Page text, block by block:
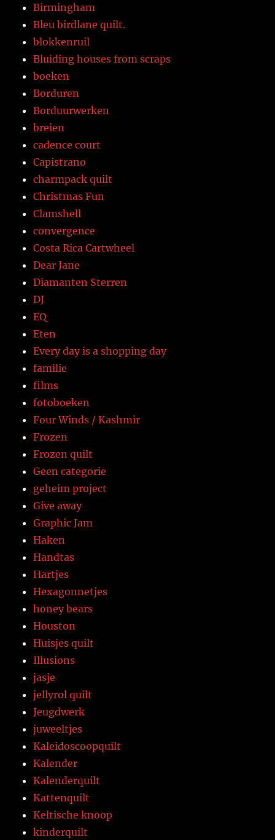
Birmingham
Bleu birdlane quilt.
blokkenruil
Bluiding houses from scraps
boeken
Borduren
Borduurwerken
breien
cadence court
Capistrano
charmpack quilt
Christmas Fun
Clamshell
convergence
Costa Rica Cartwheel
Dear Jane
Diamanten Sterren
DJ
EQ
Eten
Every day is a shopping day
familie
films
fotoboeken
Four Winds / Kashmir
Frozen
Frozen quilt
Geen categorie
geheim project
Give away
Graphic Jam
Haken
Handtas
Hartjes
Hexagonnetjes
honey bears
Houston
Huisjes quilt
Illusions
jasje
jellyrol quilt
Jeugdwerk
juweeltjes
Kaleidoscoopquilt
Kalender
Kalenderquilt
Kattenquilt
Keltische knoop
kinderquilt